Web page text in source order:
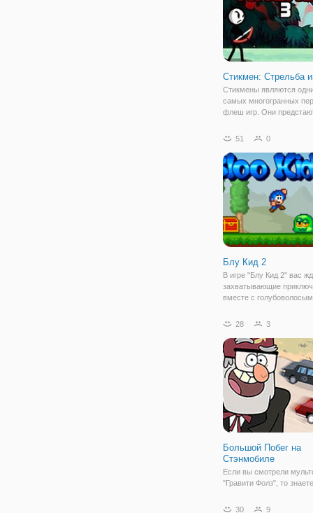
Стикмен: Стрельба
Стикмены являются
самых многогранных
флеш игр. Они
скейтбордистов, а в игре
примерят на себе роль
третьей
51 0
Блу Кид 2
В игре "Блу Кид 2" вас
захватывающие
вместе с голубоволосым
день он вышел на
вдруг небо закрыли
крылья и возле ребят
28 3
Большой Побег на
Стэнмобиле
Если вы смотрели
"Гравити Фолз", то
Пайнса. У него была
30 9